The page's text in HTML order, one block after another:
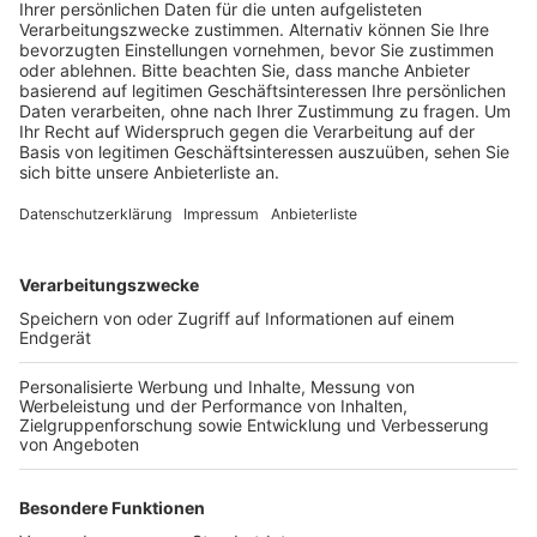
heißt es.
Veröffentlicht:Mittwoch, 28.09.2022 18:50
Anzeige
Deshalb richtet die Stadt ihren Blick jetzt auf
aufgerufen, sich zu melden, man prüfe gerne jedes
Wohnraum sein könnten, heißt es. Laut Verwaltung
leben aktuell rund 500 Geflüchtete aus der Ukraine und
anderen Ländern in Frechen – meist in
Sammelunterkünften – und pro Woche kämen im
Schnitt 14 neue Flüchtlinge an.
Kontakt bei der Stadtverwaltung ist Klaus Wieland: